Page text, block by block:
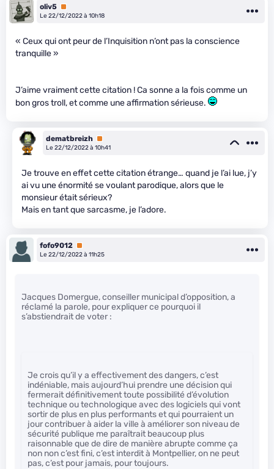
oliv5 Premium
Le 22/12/2022 à 10h18
« Ceux qui ont peur de l’Inquisition n’ont pas la conscience
tranquille »
J’aime vraiment cette citation ! Ca sonne a la fois comme un
bon gros troll, et comme une affirmation sérieuse.
dematbreizh Premium
Le 22/12/2022 à 10h41
Je trouve en effet cette citation étrange… quand je l’ai lue, j’y
ai vu une énormité se voulant parodique, alors que le
monsieur était sérieux?
Mais en tant que sarcasme, je l’adore.
fofo9012 Premium
Le 22/12/2022 à 11h25
Jacques Domergue, conseiller municipal d’opposition, a
réclamé la parole, pour expliquer ce pourquoi il
s’abstiendrait de voter :
Je crois qu’il y a effectivement des dangers, c’est
indéniable, mais aujourd’hui prendre une décision qui
fermerait définitivement toute possibilité d’évolution
technique ou technologique avec des logiciels qui vont
sortir de plus en plus performants et qui pourraient un
jour contribuer à aider la ville à améliorer son niveau de
sécurité publique me paraîtrait beaucoup plus
raisonnable que de dire de manière abrupte comme ça
non non c’est fini, c’est interdit à Montpellier, on ne peut
pas, c’est pour jamais, pour toujours.